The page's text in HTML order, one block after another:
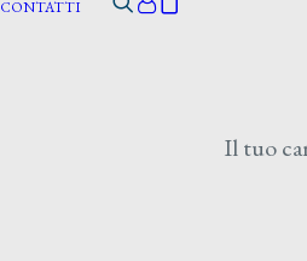
CONTATTI
Il tuo